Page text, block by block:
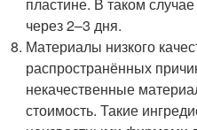
через 2–3 дня.
Материалы низкого
распространённых
некачественные
стоимость. Такие